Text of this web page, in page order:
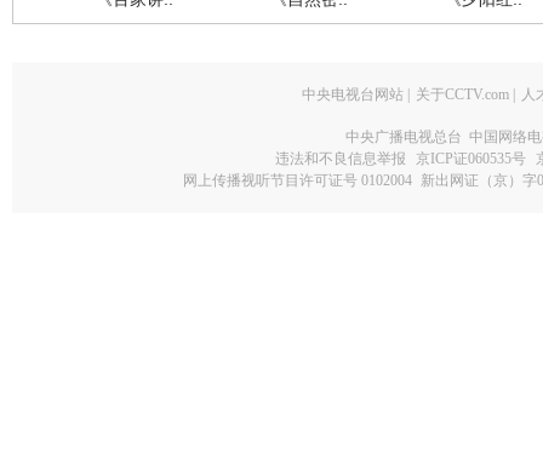
中央电视台网站 关于CCTV.com 人
中央广播电视总台 中国网络
违法和不良信息举报
京ICP证060535号
网上传播视听节目许可证号 0102004 新出网证（京）